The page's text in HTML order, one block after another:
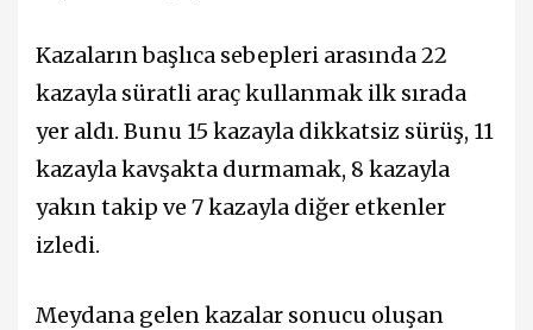
Kazaların başlıca sebepleri arasında 22
kazayla süratli araç kullanmak ilk sırada
yer aldı. Bunu 15 kazayla dikkatsiz sürüş, 11
kazayla kavşakta durmamak, 8 kazayla
yakın takip ve 7 kazayla diğer etkenler
izledi.
Meydana gelen kazalar sonucu oluşan